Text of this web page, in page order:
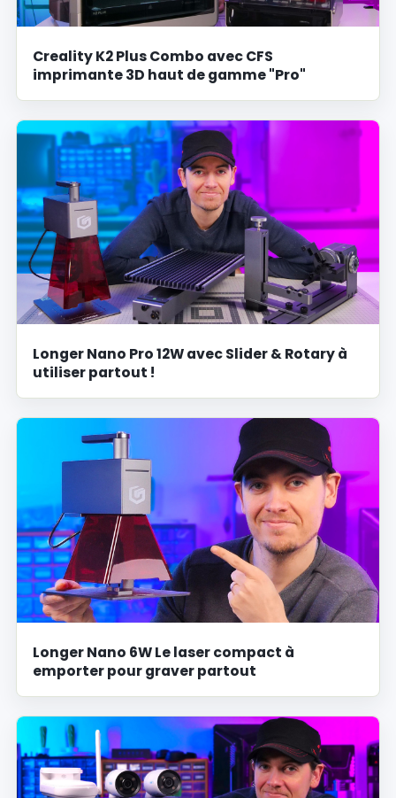
Creality K2 Plus Combo avec CFS
imprimante 3D haut de gamme "Pro"
Longer Nano Pro 12W avec Slider & Rotary à
utiliser partout !
Longer Nano 6W Le laser compact à
emporter pour graver partout